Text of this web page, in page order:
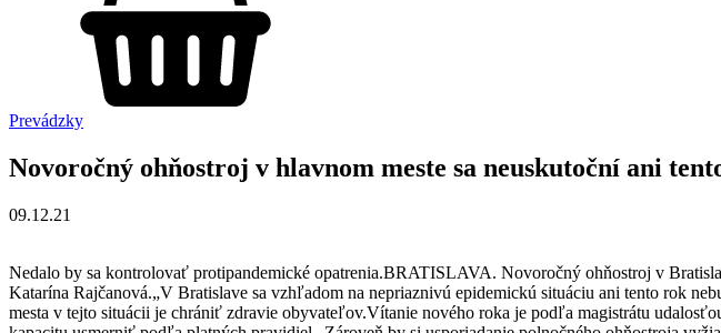
Prevádzky
Novoročný ohňostroj v hlavnom meste sa neuskutoční ani
09.12.21
Nedalo by sa kontrolovať protipandemické opatrenia.BRATISLAVA. Novoročný ohňostroj v
Katarína Rajčanová.„V Bratislave sa vzhľadom na nepriaznivú epidemickú situáciu ani tento rok
mesta v tejto situácii je chrániť zdravie obyvateľov.Vítanie nového roka je podľa magistrátu